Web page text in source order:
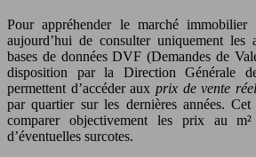
Pour appréhender le marché
aujourd’hui de consulter uniquement les
bases de données DVF (Demandes de
disposition par la Direction Générale
permettent d’accéder aux prix de vente
par quartier sur les dernières années.
comparer objectivement les prix au
d’éventuelles surcotes.